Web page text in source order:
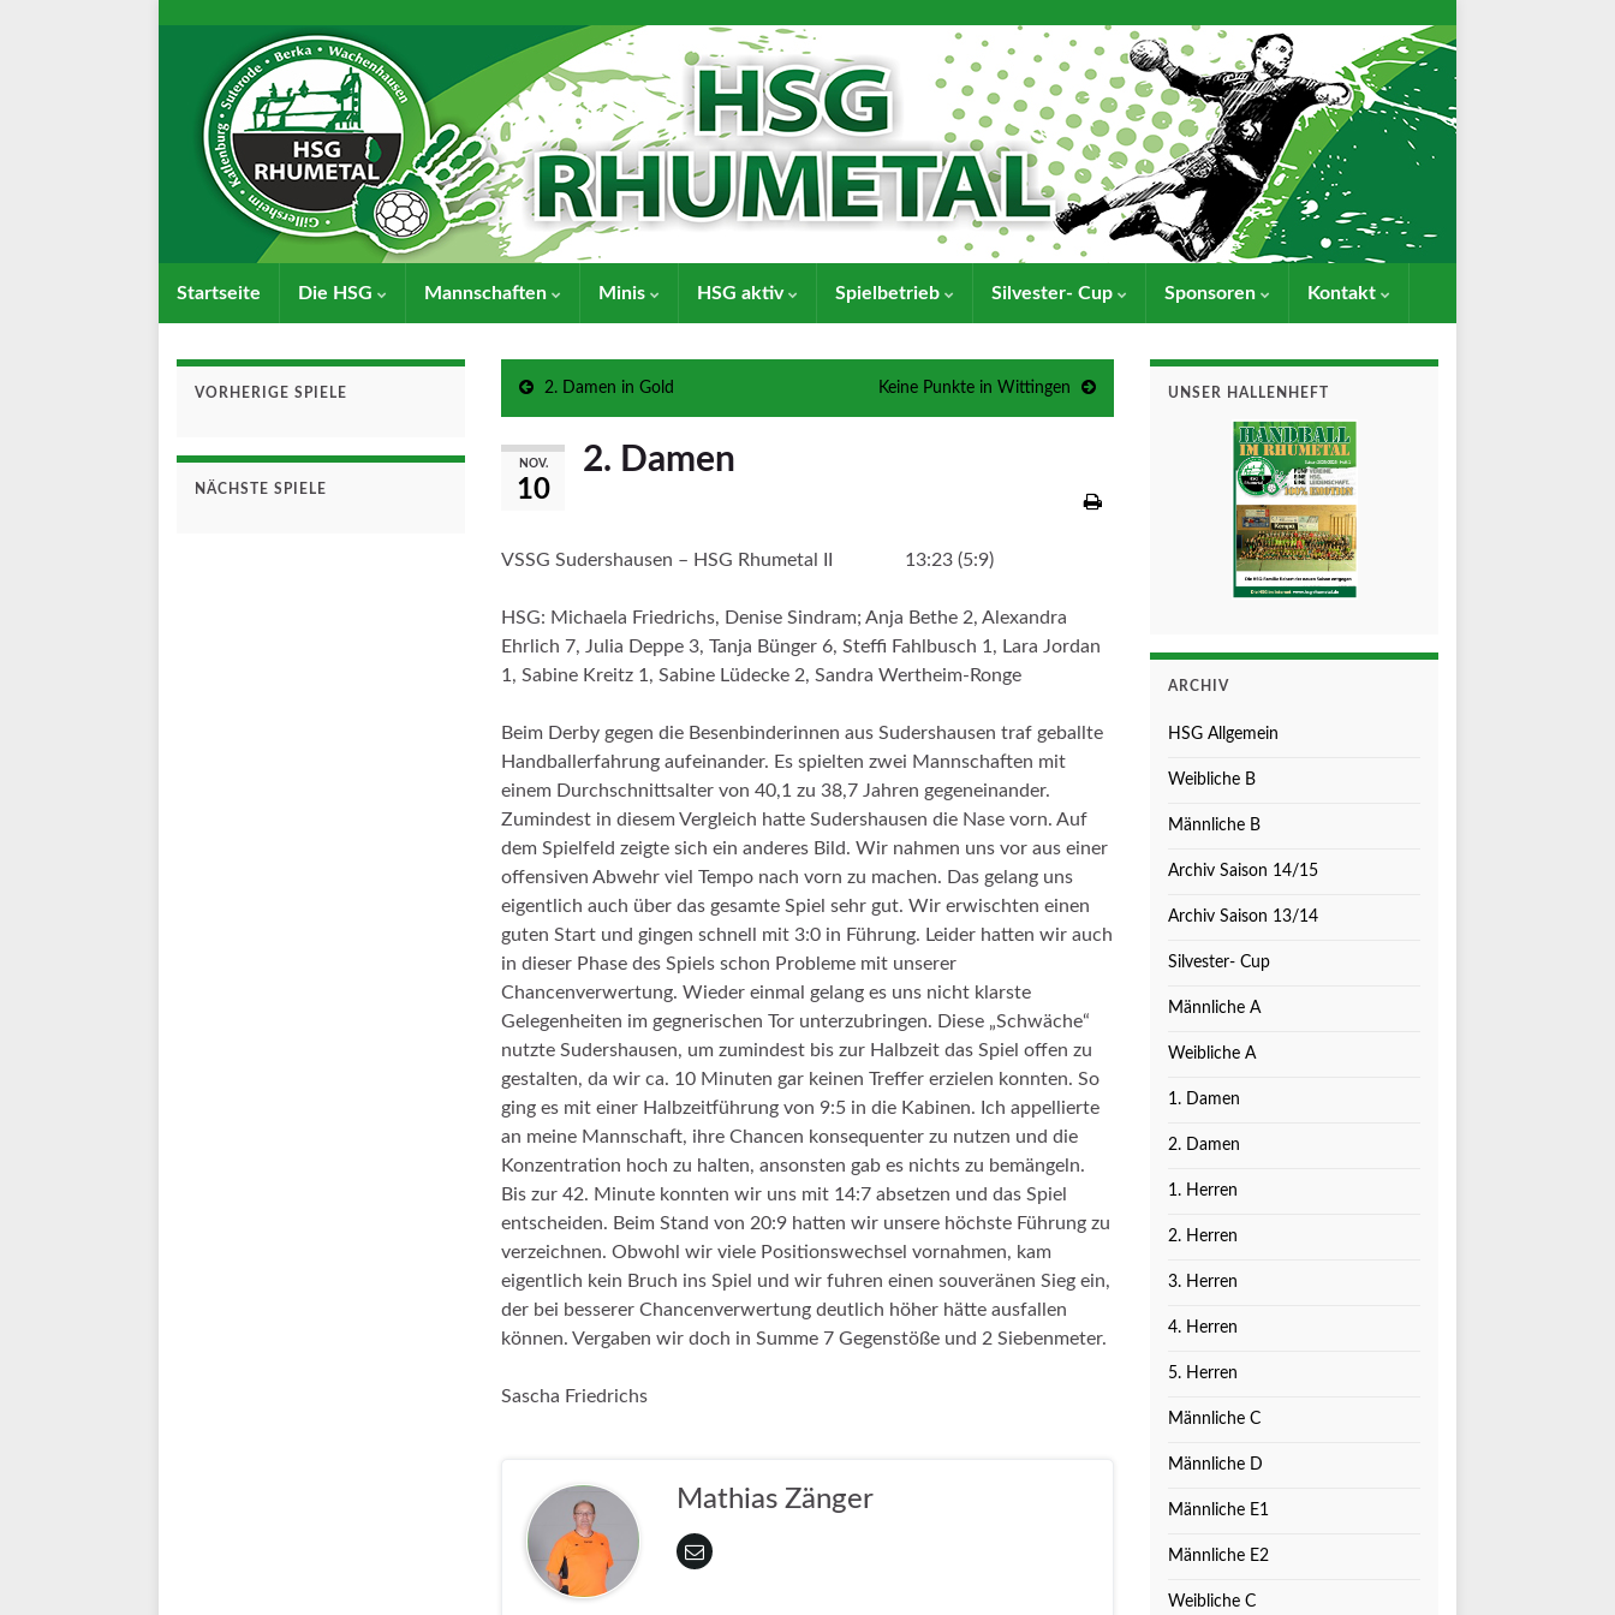
Startseite Die HSG Mannschaften Minis HSG aktiv Spielbetrieb Silvester- Cup Sponsoren Kontakt
2. Damen in Gold Keine Punkte in Wittingen
NOV.
10
2. Damen
VSSG Sudershausen – HSG Rhumetal II 13:23 (5:9)
HSG: Michaela Friedrichs, Denise Sindram; Anja Bethe 2, Alexandra
Ehrlich 7, Julia Deppe 3, Tanja Bünger 6, Steffi Fahlbusch 1, Lara Jordan
1, Sabine Kreitz 1, Sabine Lüdecke 2, Sandra Wertheim-Ronge
Beim Derby gegen die Besenbinderinnen aus Sudershausen traf geballte
Handballerfahrung aufeinander. Es spielten zwei Mannschaften mit
einem Durchschnittsalter von 40,1 zu 38,7 Jahren gegeneinander.
Zumindest in diesem Vergleich hatte Sudershausen die Nase vorn. Auf
dem Spielfeld zeigte sich ein anderes Bild. Wir nahmen uns vor aus einer
offensiven Abwehr viel Tempo nach vorn zu machen. Das gelang uns
eigentlich auch über das gesamte Spiel sehr gut. Wir erwischten einen
guten Start und gingen schnell mit 3:0 in Führung. Leider hatten wir auch
in dieser Phase des Spiels schon Probleme mit unserer
Chancenverwertung. Wieder einmal gelang es uns nicht klarste
Gelegenheiten im gegnerischen Tor unterzubringen. Diese „Schwäche“
nutzte Sudershausen, um zumindest bis zur Halbzeit das Spiel offen zu
gestalten, da wir ca. 10 Minuten gar keinen Treffer erzielen konnten. So
ging es mit einer Halbzeitführung von 9:5 in die Kabinen. Ich appellierte
an meine Mannschaft, ihre Chancen konsequenter zu nutzen und die
Konzentration hoch zu halten, ansonsten gab es nichts zu bemängeln.
Bis zur 42. Minute konnten wir uns mit 14:7 absetzen und das Spiel
entscheiden. Beim Stand von 20:9 hatten wir unsere höchste Führung zu
verzeichnen. Obwohl wir viele Positionswechsel vornahmen, kam
eigentlich kein Bruch ins Spiel und wir fuhren einen souveränen Sieg ein,
der bei besserer Chancenverwertung deutlich höher hätte ausfallen
können. Vergaben wir doch in Summe 7 Gegenstöße und 2 Siebenmeter.
Sascha Friedrichs
Mathias Zänger
VORHERIGE SPIELE
NÄCHSTE SPIELE
UNSER HALLENHEFT
ARCHIV
HSG Allgemein
Weibliche B
Männliche B
Archiv Saison 14/15
Archiv Saison 13/14
Silvester- Cup
Männliche A
Weibliche A
1. Damen
2. Damen
1. Herren
2. Herren
3. Herren
4. Herren
5. Herren
Männliche C
Männliche D
Männliche E1
Männliche E2
Weibliche C